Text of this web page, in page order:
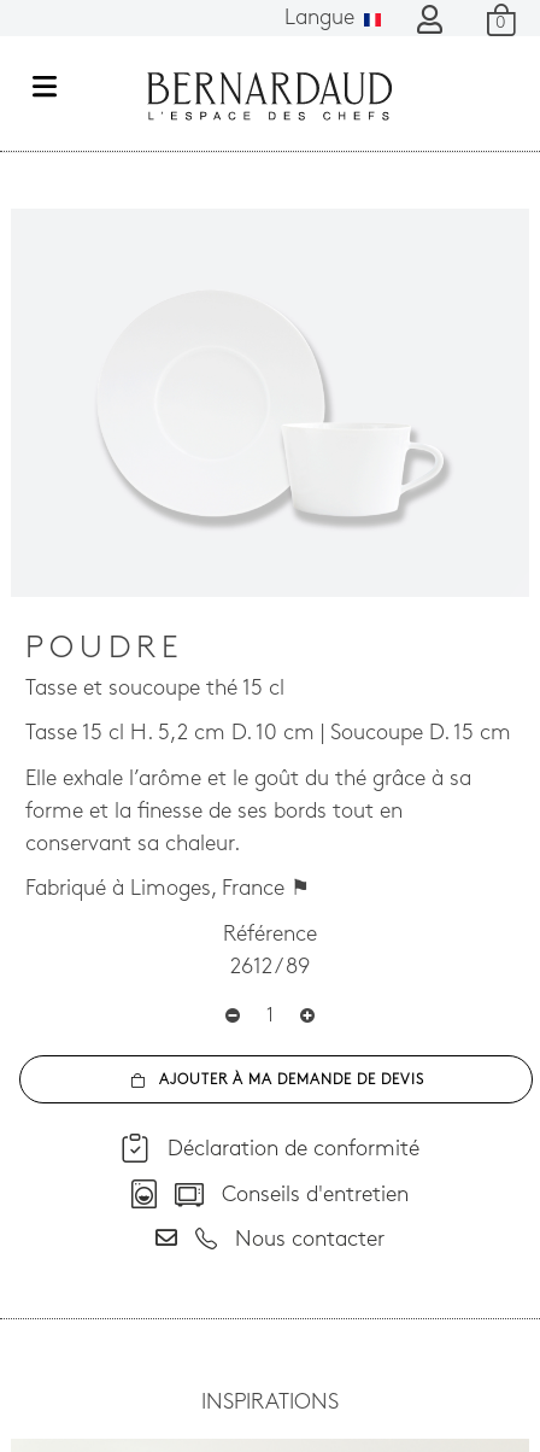
Langue 0
M
POUDRE
Tasse et soucoupe thé 15 cl
Tasse 15 cl H. 5,2 cm D. 10 cm | Soucoupe D. 15 cm
Elle exhale l’arôme et le goût du thé grâce à sa
forme et la finesse de ses bords tout en
conservant sa chaleur.
Fabriqué à Limoges, France ⚑
Référence
2612 / 89
AJOUTER À MA DEMANDE DE DEVIS
Déclaration de conformité
Conseils d'entretien
Nous contacter
INSPIRATIONS